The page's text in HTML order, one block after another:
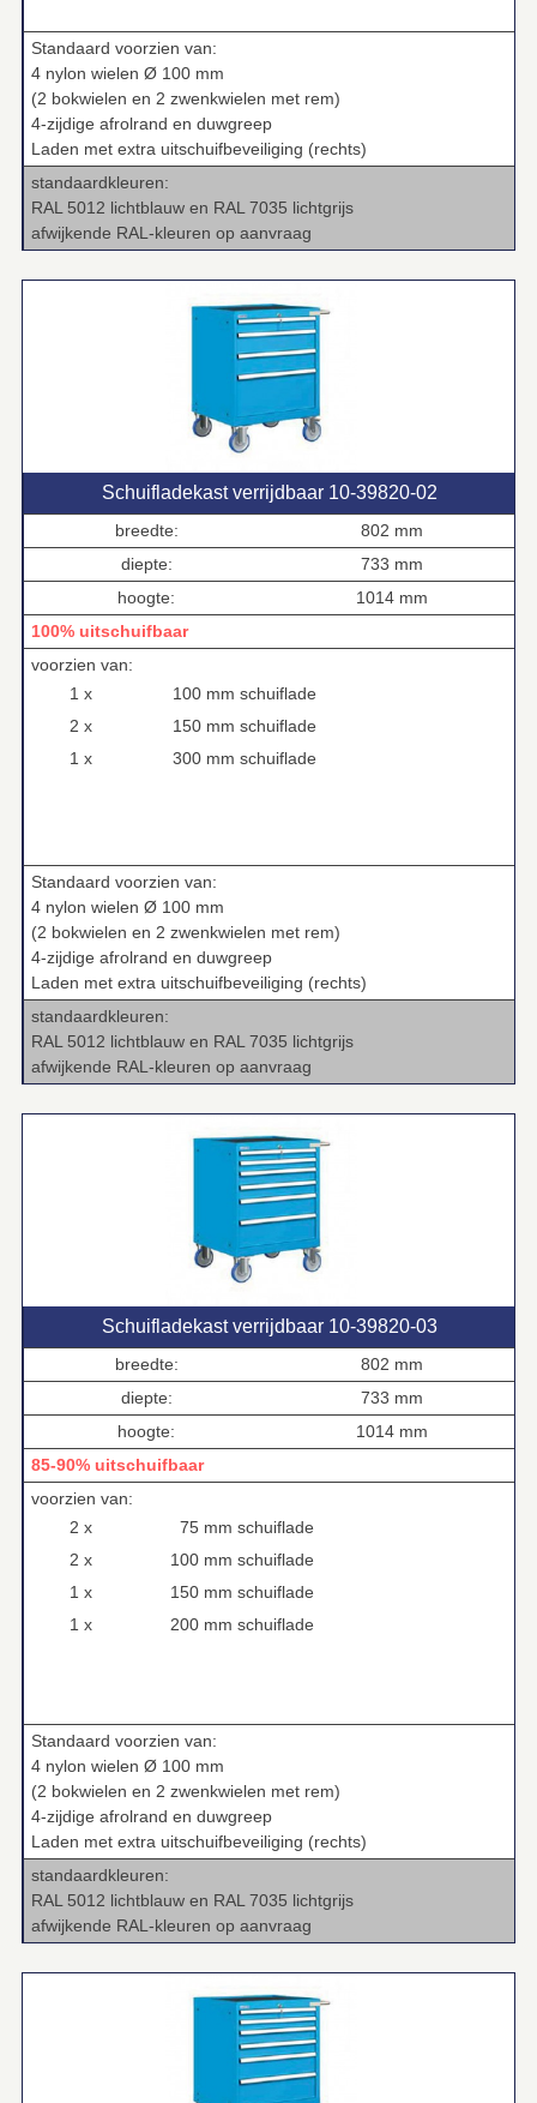
Standaard voorzien van:
4 nylon wielen Ø 100 mm
(2 bokwielen en 2 zwenkwielen met rem)
4‑zijdige afrolrand en duwgreep
Laden met extra uitschuifbeveiliging (rechts)
standaardkleuren:
RAL 5012 lichtblauw en RAL 7035 lichtgrijs
afwijkende RAL‑kleuren op aanvraag
Schuifladekast verrijdbaar 10‑39820‑02
breedte:
802 mm
diepte:
733 mm
hoogte:
1014 mm
100% uitschuifbaar
voorzien van:
1 x
100 mm schuiflade
2 x
150 mm schuiflade
1 x
300 mm schuiflade
Standaard voorzien van:
4 nylon wielen Ø 100 mm
(2 bokwielen en 2 zwenkwielen met rem)
4‑zijdige afrolrand en duwgreep
Laden met extra uitschuifbeveiliging (rechts)
standaardkleuren:
RAL 5012 lichtblauw en RAL 7035 lichtgrijs
afwijkende RAL‑kleuren op aanvraag
Schuifladekast verrijdbaar 10‑39820‑03
breedte:
802 mm
diepte:
733 mm
hoogte:
1014 mm
85-90% uitschuifbaar
voorzien van:
2 x
75 mm schuiflade
2 x
100 mm schuiflade
1 x
150 mm schuiflade
1 x
200 mm schuiflade
Standaard voorzien van:
4 nylon wielen Ø 100 mm
(2 bokwielen en 2 zwenkwielen met rem)
4‑zijdige afrolrand en duwgreep
Laden met extra uitschuifbeveiliging (rechts)
standaardkleuren:
RAL 5012 lichtblauw en RAL 7035 lichtgrijs
afwijkende RAL‑kleuren op aanvraag